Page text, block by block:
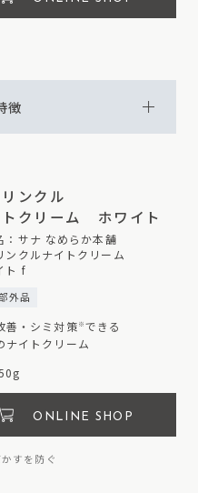
徴
ンクル
トクリーム ホワイト
：サナ なめらか本舗
ンクルナイトクリーム
ト f
外品
善・シミ対策 ※できる
ナイトクリーム
ONLINE SHOP
すを防ぐ